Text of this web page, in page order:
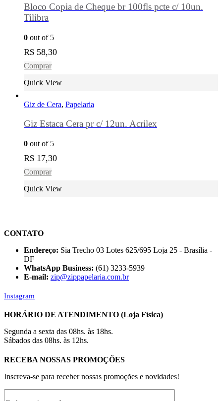
Bloco Copia de Cheque br 100fls pcte c/ 10un.
Tilibra
0 out of 5
R$ 58,30
Comprar
Quick View
Giz de Cera, Papelaria
Giz Estaca Cera pr c/ 12un. Acrilex
0 out of 5
R$ 17,30
Comprar
Quick View
CONTATO
Endereço: Sia Trecho 03 Lotes 625/695 Loja 25 - Brasília -
DF
WhatsApp Business: (61) 3233-5939
E-mail: zip@zippapelaria.com.br
Instagram
HORÁRIO DE ATENDIMENTO (Loja Física)
Segunda a sexta das 08hs. às 18hs.
Sábados das 08hs. às 12hs.
RECEBA NOSSAS PROMOÇÕES
Inscreva-se para receber nossas promoções e novidades!